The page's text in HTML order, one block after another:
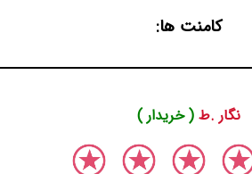
کامنت ها:
نگار .ط ( خریدار )